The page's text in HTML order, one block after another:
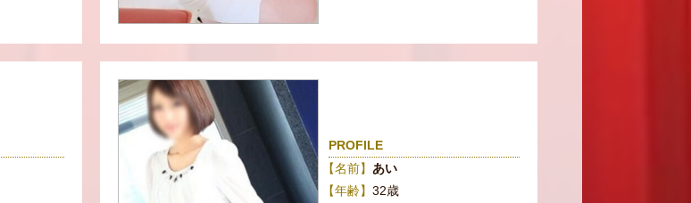
PROFILE
【名前】あい
【年齢】32歳